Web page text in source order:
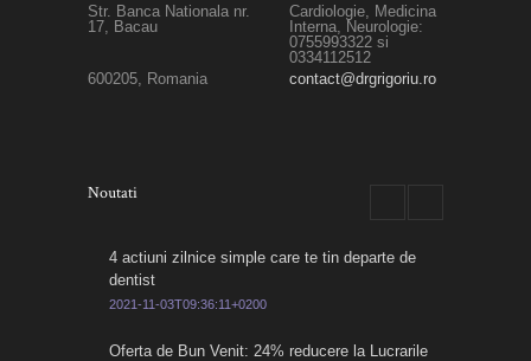
Str. Banca Nationala nr.
17, Bacau
Cardiologie, Medicina
Interna, Neurologie:
0755993322 si
0334112512
600205, Romania
contact@drgrigoriu.ro
Noutati
4 actiuni zilnice simple care te tin departe de
dentist
2021-11-03T09:36:11+0200
Oferta de Bun Venit: 24% reducere la Lucrarile